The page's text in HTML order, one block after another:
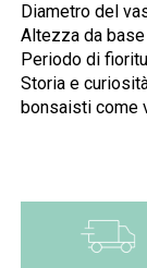
Diametro del
Altezza da
Periodo di
Storia e
bonsaisti come